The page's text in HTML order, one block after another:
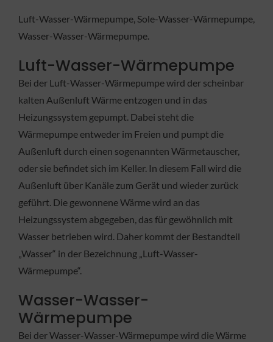
Luft-Wasser-Wärmepumpe, Sole-Wasser-Wärmepumpe,
Wasser-Wasser-Wärmepumpe.
Luft-Wasser-Wärmepumpe
Bei der Luft-Wasser-Wärmepumpe wird der scheinbar
kalten Außenluft Wärme entzogen und in das
Heizungssystem gepumpt. Dabei steht die
Wärmepumpe entweder im Freien und pumpt die
Außenluft durch einen sogenannten Wärmetauscher,
oder sie befindet sich im Keller. In diesem Fall wird die
Außenluft über Kanäle zum Gerät und wieder zurück
geführt. Die gewonnene Wärme wird an das
Heizungssystem abgegeben, das für gewöhnlich mit
Wasser betrieben wird. Daher kommt der Bestandteil
„Wasser“ in der Bezeichnung „Luft-Wasser-
Wärmepumpe“.
Wasser-Wasser-
Wärmepumpe
Bei der Wasser-Wasser-Wärmepumpe wird die Wärme